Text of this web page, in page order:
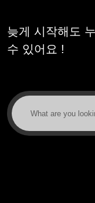
늦게 시작해도
수 있어요 !